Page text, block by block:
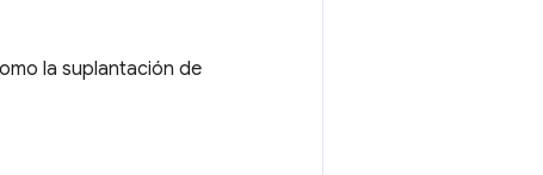
la suplantación de